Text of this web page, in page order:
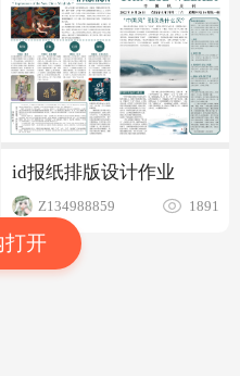
打开
id报纸排版设计作业
Z134988859 1891